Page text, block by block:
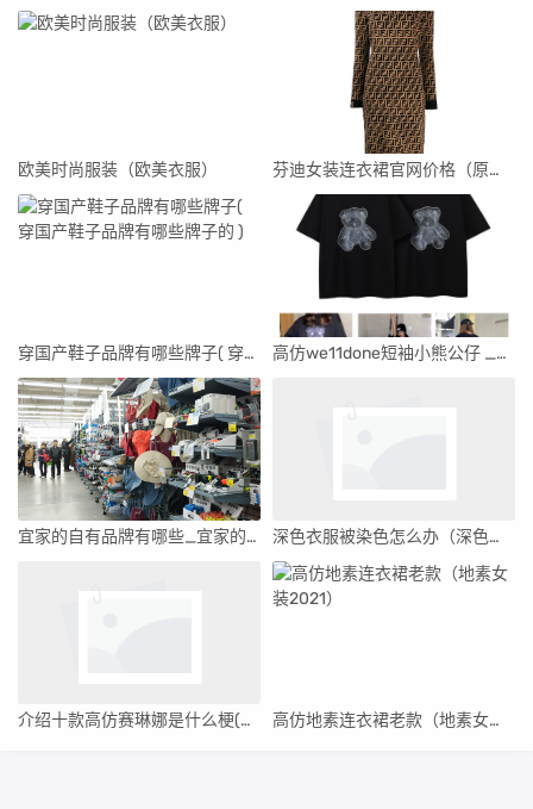
欧美时尚服装（欧美衣服） 芬迪女装连衣裙官网价格（原单芬迪连衣裙）
穿国产鞋子品牌有哪些牌子( 穿国产鞋子品牌有哪些牌子的 ) 高仿we11done短袖小熊公仔 _welldone小熊短袖真假辨别
宜家的自有品牌有哪些_宜家的自有品牌有哪些呢 深色衣服被染色怎么办（深色衣服被染色了怎么能恢复原来的颜色）
介绍十款高仿赛琳娜是什么梗(为什么叫赛琳娜傻脸) 高仿地素连衣裙老款（地素女装2021）